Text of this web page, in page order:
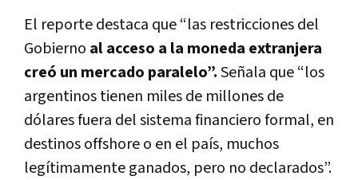
El reporte destaca que “las restricciones del
Gobierno al acceso a la moneda extranjera
creó un mercado paralelo”.Señala que “los
argentinos tienen miles de millones de
dólares fuera del sistema financiero formal, en
destinos offshore o en el país, muchos
legítimamente ganados, pero no declarados”.